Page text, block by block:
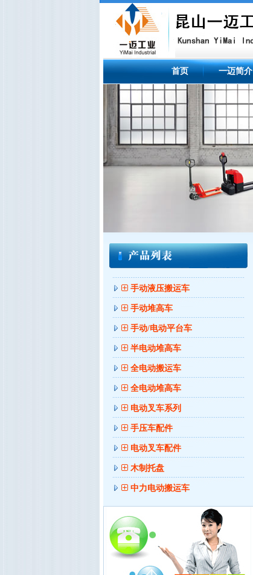
首页 一迈简介
手动液压搬运车
手动堆高车
手动/电动平台车
半电动堆高车
全电动搬运车
全电动堆高车
电动叉车系列
手压车配件
电动叉车配件
木制托盘
中力电动搬运车